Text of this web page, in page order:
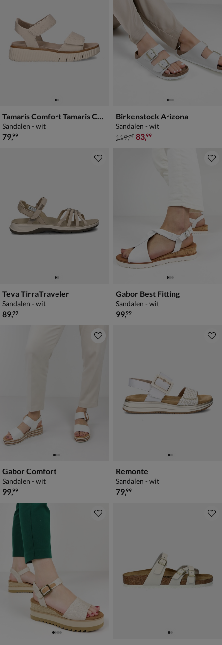
Tamaris Comfort Tamaris Comfort
Sandalen - wit
€ 79,99
79,99
Birkenstock Arizona
Sandalen - wit
van € 119,99 voor € 83,99
119,99 83,99
Teva TirraTraveler
Sandalen - wit
€ 89,99
89,99
Gabor Best Fitting
Sandalen - wit
€ 99,99
99,99
Gabor Comfort
Sandalen - wit
€ 99,99
99,99
Remonte
Sandalen - wit
€ 79,99
79,99